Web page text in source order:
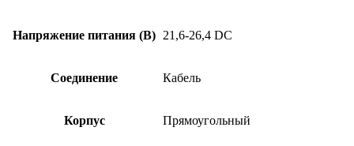
Напряжение питания (В) 21,6-26,4 DC
Соединение Кабель
Корпус Прямоугольный